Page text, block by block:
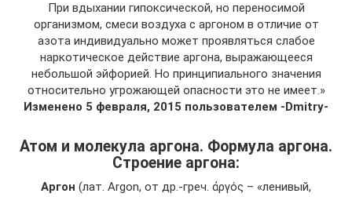
При вдыхании гипоксической, но переносимой
организмом, смеси воздуха с аргоном в отличие от
азота индивидуально может проявляться слабое
наркотическое действие аргона, выражающееся
небольшой эйфорией. Но принципиального значения
относительно угрожающей опасности это не имеет.»
Изменено 5 февраля, 2015 пользователем -Dmitry-
Атом и молекула аргона. Формула аргона.
Строение аргона:
Аргон (лат. Argon, от др.-греч. ἀργός – «ленивый,